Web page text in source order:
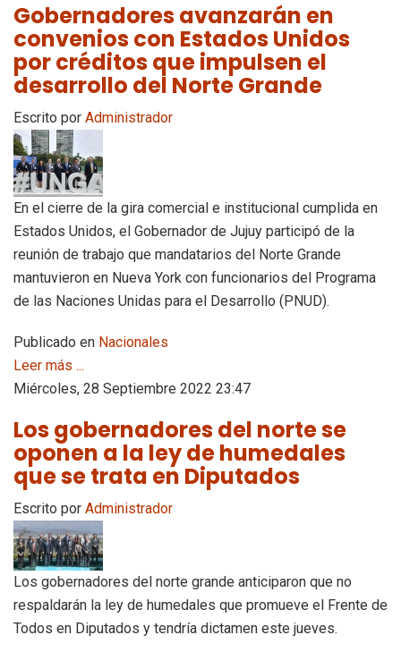
Gobernadores avanzarán en
convenios con Estados Unidos
por créditos que impulsen el
desarrollo del Norte Grande
Escrito por Administrador
En el cierre de la gira comercial e institucional cumplida en
Estados Unidos, el Gobernador de Jujuy participó de la
reunión de trabajo que mandatarios del Norte Grande
mantuvieron en Nueva York con funcionarios del Programa
de las Naciones Unidas para el Desarrollo (PNUD).
Publicado en Nacionales
Leer más ...
Miércoles, 28 Septiembre 2022 23:47
Los gobernadores del norte se
oponen a la ley de humedales
que se trata en Diputados
Escrito por Administrador
Los gobernadores del norte grande anticiparon que no
respaldarán la ley de humedales que promueve el Frente de
Todos en Diputados y tendría dictamen este jueves.